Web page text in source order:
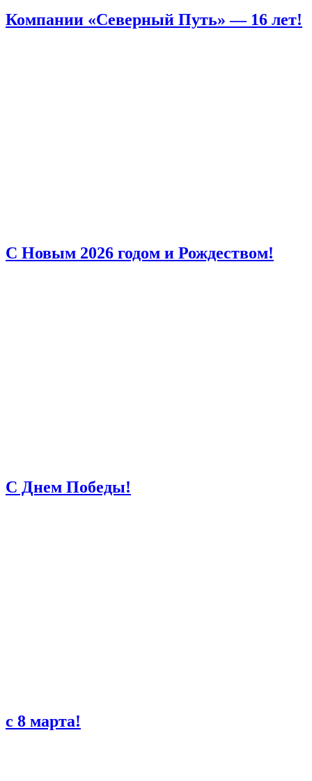
Компании «Северный Путь» — 16 лет!
С Новым 2026 годом и Рождеством!
С Днем Победы!
с 8 марта!